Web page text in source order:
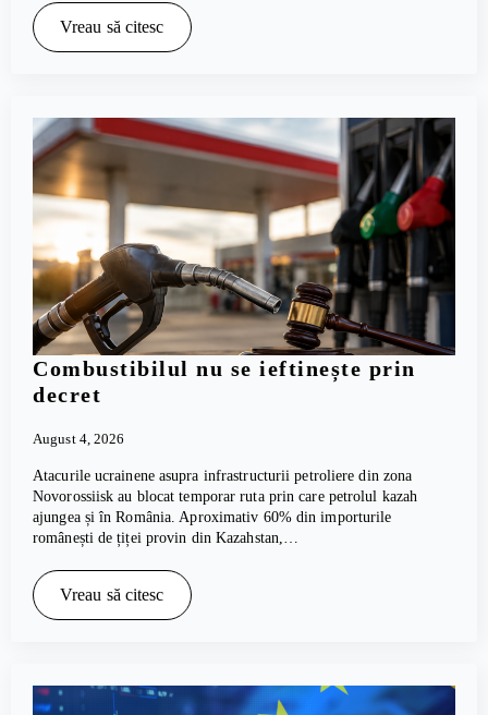
Vreau să citesc
Combustibilul nu se ieftinește prin
decret
August 4, 2026
Atacurile ucrainene asupra infrastructurii petroliere din zona
Novorossiisk au blocat temporar ruta prin care petrolul kazah
ajungea și în România. Aproximativ 60% din importurile
românești de țiței provin din Kazahstan,…
Vreau să citesc